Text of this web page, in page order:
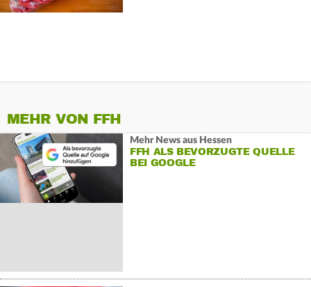
MEHR VON FFH
Mehr News aus Hessen
FFH ALS BEVORZUGTE QUELLE
BEI GOOGLE